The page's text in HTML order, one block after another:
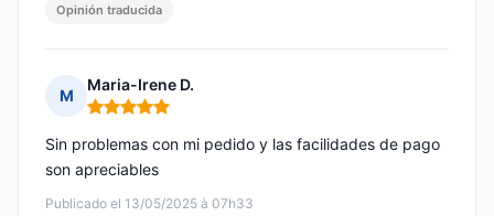
Opinión traducida
M
Maria-Irene D.
Nota: 5 de 5
Publicado el 13/05/2025 à 07h33
Sin problemas con mi pedido y las facilidades de pago
son apreciables